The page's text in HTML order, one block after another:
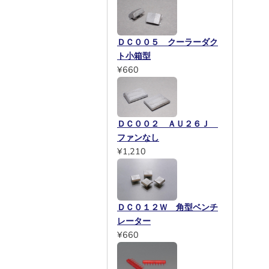
ＤＣ００５ クーラーダク
ト小箱型
¥660
ＤＣ００２ ＡＵ２６Ｊ
ファンなし
¥1,210
ＤＣ０１２Ｗ 角型ベンチ
レーター
¥660